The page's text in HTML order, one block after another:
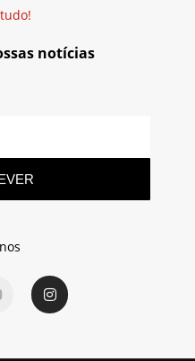
notícias